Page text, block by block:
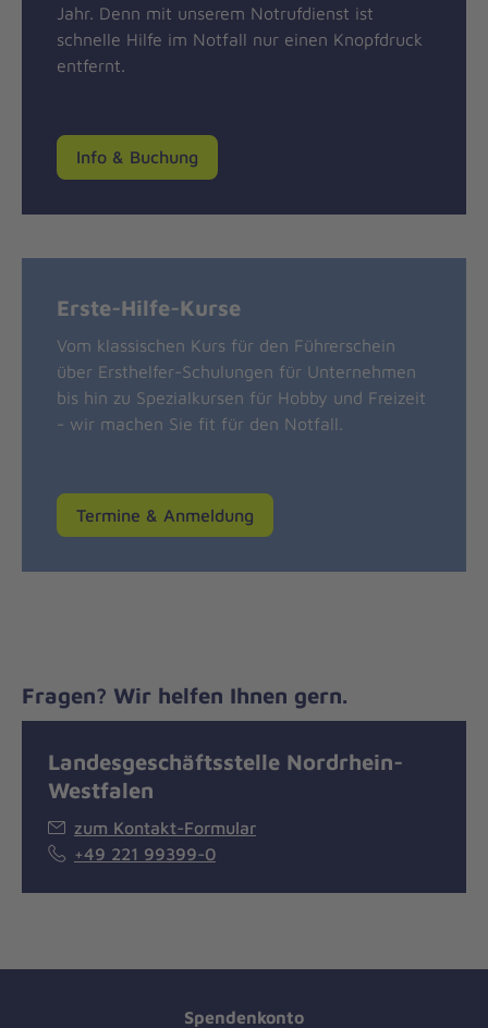
Jahr. Denn mit unserem Notrufdienst ist
schnelle Hilfe im Notfall nur einen Knopfdruck
entfernt.
Info & Buchung
Erste-Hilfe-Kurse
Vom klassischen Kurs für den Führerschein
über Ersthelfer-Schulungen für Unternehmen
bis hin zu Spezialkursen für Hobby und Freizeit
- wir machen Sie fit für den Notfall.
Termine & Anmeldung
Fragen? Wir helfen Ihnen gern.
Landesgeschäftsstelle Nordrhein-
Westfalen
zum Kontakt-Formular
+49 221 99399-0
Spendenkonto